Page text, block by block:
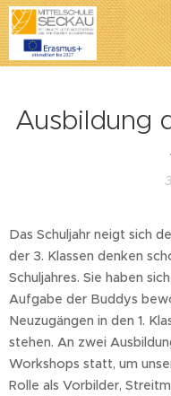
Ausbildung
Das Schuljahr neigt sich
der 3. Klassen denken
Schuljahres. Sie haben
Aufgabe der Buddys
Neuzugängen in den 1.
stehen. An zwei
Workshops statt, um
Rolle als Vorbilder,